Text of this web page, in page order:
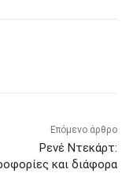
Επόμενο άρθρο
Ρενέ Ντεκάρτ:
και διάφορα